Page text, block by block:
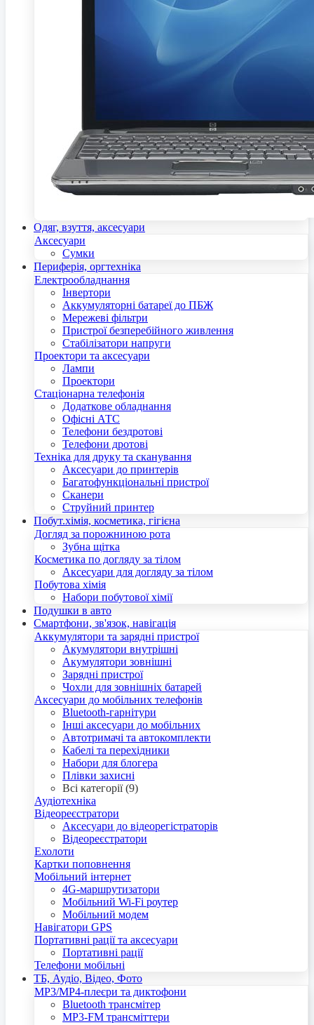
Одяг, взуття, аксесуари
Аксесуари
Сумки
Периферія, оргтехніка
Електрообладнання
Інвертори
Аккумуляторні батареї до ПБЖ
Мережеві фільтри
Пристрої безперебійного живлення
Стабілізатори напруги
Проектори та аксесуари
Лампи
Проектори
Стаціонарна телефонія
Додаткове обладнання
Офісні АТС
Телефони бездротові
Телефони дротові
Техніка для друку та сканування
Аксесуари до принтерів
Багатофункціональні пристрої
Сканери
Струйний принтер
Побут.хімія, косметика, гігієна
Догляд за порожниною рота
Зубна щітка
Косметика по догляду за тілом
Аксесуари для догляду за тілом
Побутова хімія
Набори побутової хімії
Подушки в авто
Смартфони, зв'язок, навігація
Аккумулятори та зарядні пристрої
Акумулятори внутрішні
Акумулятори зовнішні
Зарядні пристрої
Чохли для зовнішніх батарей
Аксесуари до мобільних телефонів
Bluetooth-гарнітури
Інші аксесуари до мобільних
Автотримачі та автокомплекти
Кабелі та перехідники
Набори для блогера
Плівки захисні
Всі категорії (9)
Аудіотехніка
Відеореєстратори
Аксесуари до відеорегістраторів
Відеореєстратори
Ехолоти
Картки поповнення
Мобільний інтернет
4G-маршрутизатори
Мобільний Wi-Fi роутер
Мобільний модем
Навігатори GPS
Портативні рації та аксесуари
Портативні рації
Телефони мобільні
ТБ, Аудіо, Відео, Фото
MP3/MP4-плеєри та диктофони
Bluetooth трансмітер
MP3-FM трансміттери